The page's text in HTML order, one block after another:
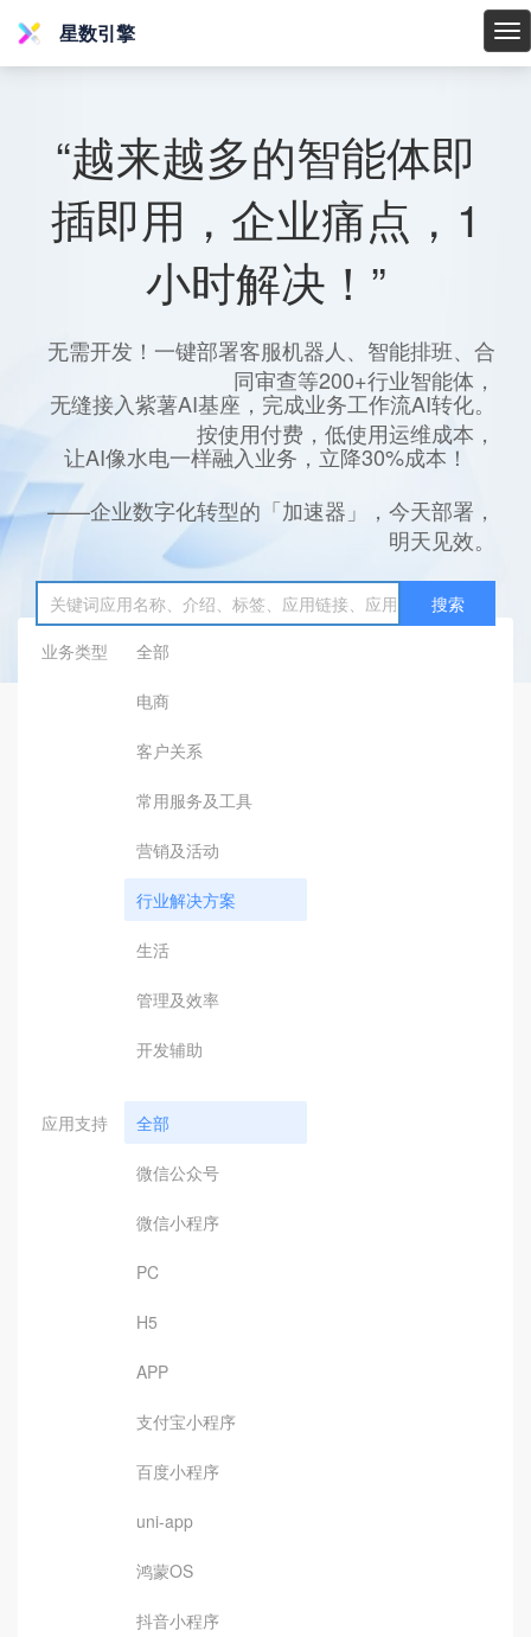
星
星数引擎
“越来越多的智能体即
插即用，企业痛点，1
小时解决！”
无需开发！一键部署客服机器人、智能排班、合
同审查等200+行业智能体，
无缝接入紫薯AI基座，完成业务工作流AI转化。
按使用付费，低使用运维成本，
让AI像水电一样融入业务，立降30%成本！
——企业数字化转型的「加速器」，今天部署，
明天见效。
搜索
业务类型
全部
电商
客户关系
常用服务及工具
营销及活动
行业解决方案
生活
管理及效率
开发辅助
应用支持 全部
微信公众号
微信小程序
PC
H5
APP
支付宝小程序
百度小程序
uni-app
鸿蒙OS
抖音小程序